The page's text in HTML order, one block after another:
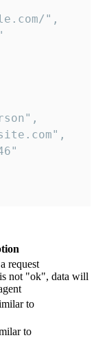
",
request
not "ok", data will
to
to